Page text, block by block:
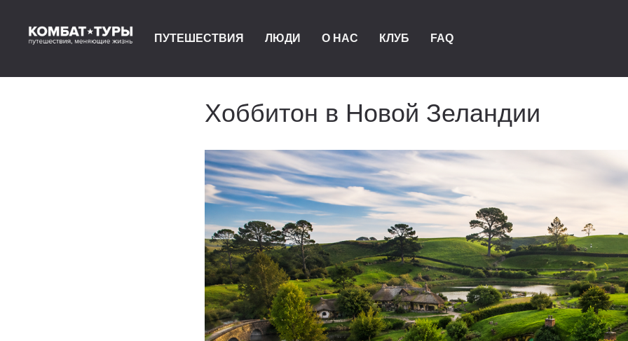
ПУТЕШЕСТВИЯ ЛЮДИ О НАС КЛУБ FAQ
Хоббитон в Новой Зеландии